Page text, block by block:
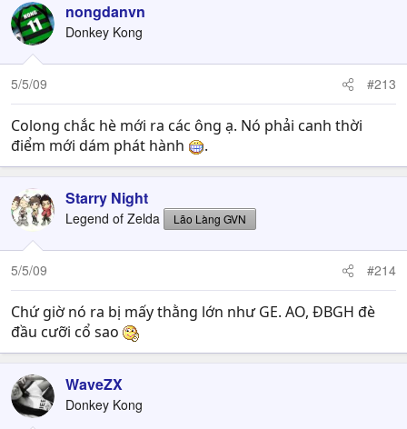
nongdanvn
Donkey Kong
5/5/09 #213
Colong chắc hè mới ra các ông ạ. Nó phải canh thời
điểm mới dám phát hành
.
Starry Night
Legend of Zelda Lão Làng GVN
5/5/09 #214
Chứ giờ nó ra bị mấy thằng lớn như GE. AO, ĐBGH đè
đầu cưỡi cổ sao
WaveZX
Donkey Kong